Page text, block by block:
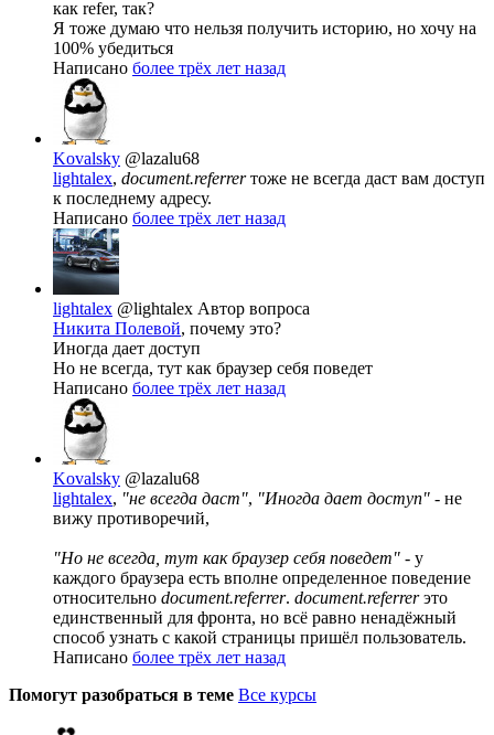
как refer, так?
Я тоже думаю что нельзя получить историю, но хочу на
100% убедиться
Написано более трёх лет назад
Kovalsky @lazalu68
lightalex, document.referrerтоже не всегда даст вам доступ
к последнему адресу.
Написано более трёх лет назад
lightalex @lightalex Автор вопроса
Никита Полевой, почему это?
Иногда дает доступ
Но не всегда, тут как браузер себя поведет
Написано более трёх лет назад
Kovalsky @lazalu68
lightalex, "не всегда даст", "Иногда дает доступ" - не
вижу противоречий,
"Но не всегда, тут как браузер себя поведет" - у
каждого браузера есть вполне определенное поведение
относительно document.referrer. document.referrerэто
единственный для фронта, но всё равно ненадёжный
способ узнать с какой страницы пришёл пользователь.
Написано более трёх лет назад
Помогут разобраться в теме Все курсы